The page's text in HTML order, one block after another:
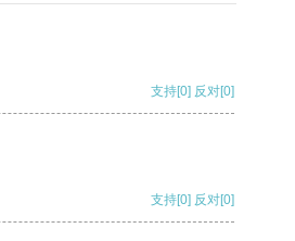
支持[0] 反对[0]
支持[0] 反对[0]